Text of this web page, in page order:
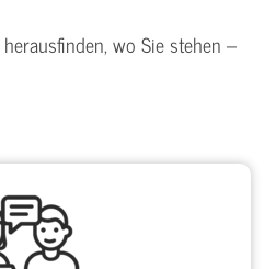
wo Sie stehen –